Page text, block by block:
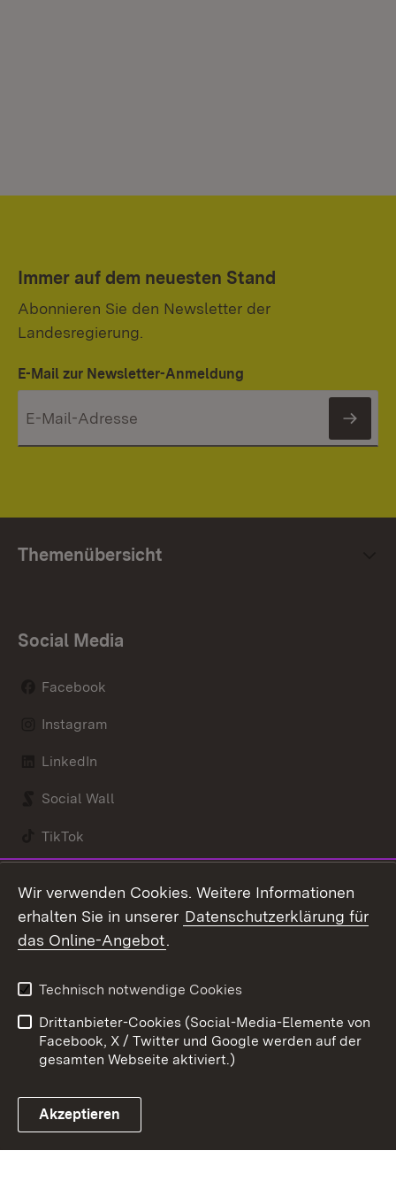
Immer auf dem neuesten Stand
Abonnieren Sie den Newsletter der
Landesregierung.
E-Mail zur Newsletter-Anmeldung
Themenübersicht
Social Media
Facebook
Instagram
LinkedIn
Social Wall
TikTok
Link zum Landesportal
Kontakt
Barrierefreiheit
Impressum
Cookies
Wir verwenden Cookies. Weitere Informationen
erhalten Sie in unserer Datenschutzerklärung für
das Online-Angebot.
Technisch notwendige Cookies
Drittanbieter-Cookies (Social-Media-Elemente von
Facebook, X / Twitter und Google werden auf der
gesamten Webseite aktiviert.)
Akzeptieren